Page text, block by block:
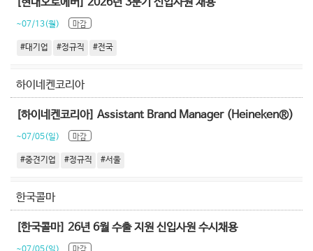
~07/13(월) 마감
#대기업 #정규직 #전국
하이네켄코리아
[하이네켄코리아] Assistant Brand Manager (Heineken®)
~07/05(일) 마감
#중견기업 #정규직 #서울
한국콜마
[한국콜마] 26년 6월 수출 지원 신입사원 수시채용